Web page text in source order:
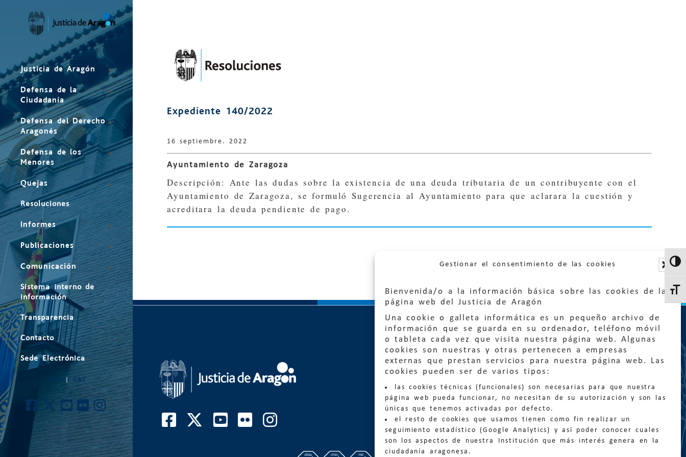
Gestionar el consentimiento de las cookies
Bienvenida/o a la información básica sobre las cookies de la
página web del Justicia de Aragón
Una cookie o galleta informática es un pequeño archivo de
información que se guarda en su ordenador, teléfono móvil
o tableta cada vez que visita nuestra página web. Algunas
cookies son nuestras y otras pertenecen a empresas
externas que prestan servicios para nuestra página web. Las
cookies pueden ser de varios tipos:
las cookies técnicas (funcionales) son necesarias para que nuestra
página web pueda funcionar, no necesitan de su autorización y son las
únicas que tenemos activadas por defecto.
el resto de cookies que usamos tienen como fin realizar un
seguimiento estadístico (Google Analytics) y así poder conocer cuales
son los aspectos de nuestra Institución que más interés genera en la
ciudadanía aragonesa.
Justicia de Aragón
Defensa de la
Ciudadanía
Defensa del Derecho
Aragonés
Defensa de los
Menores
Quejas
Resoluciones
Informes
Publicaciones
Comunicación
Sistema interno de
información
Transparencia
Contacto
Sede Electrónica
ARA CAT
Expediente 140/2022
16 septiembre. 2022
Ayuntamiento de Zaragoza
Descripción: Ante las dudas sobre la existencia de una deuda tributaria de un contribuyente con el
Ayuntamiento de Zaragoza, se formuló Sugerencia al Ayuntamiento para que aclarara la cuestión y
acreditara la deuda pendiente de pago.
Quejas:quejas@eljusticiadearagon.es
Información general:
informacion@eljusticiadearagon.es
Teléfonos: 900 210 210/ 976 399 354